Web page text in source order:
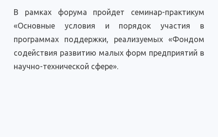
В рамках форума пройдет семинар-практикум
«Основные условия и порядок участия в
программах поддержки, реализуемых «Фондом
содействия развитию малых форм предприятий в
научно-технической сфере».